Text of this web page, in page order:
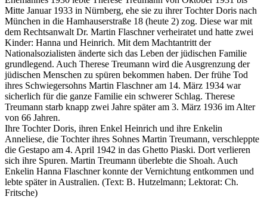
Mitte Januar 1933 in Nürnberg, ehe sie zu ihrer Tochter Doris nach
München in die Hamhauserstraße 18 (heute 2) zog. Diese war mit
dem Rechtsanwalt Dr. Martin Flaschner verheiratet und hatte zwei
Kinder: Hanna und Heinrich. Mit dem Machtantritt der
Nationalsozialisten änderte sich das Leben der jüdischen Familie
grundlegend. Auch Therese Treumann wird die Ausgrenzung der
jüdischen Menschen zu spüren bekommen haben. Der frühe Tod
ihres Schwiegersohns Martin Flaschner am 14. März 1934 war
sicherlich für die ganze Familie ein schwerer Schlag. Therese
Treumann starb knapp zwei Jahre später am 3. März 1936 im Alter
von 66 Jahren.
Ihre Tochter Doris, ihren Enkel Heinrich und ihre Enkelin
Anneliese, die Tochter ihres Sohnes Martin Treumann, verschleppte
die Gestapo am 4. April 1942 in das Ghetto Piaski. Dort verlieren
sich ihre Spuren. Martin Treumann überlebte die Shoah. Auch
Enkelin Hanna Flaschner konnte der Vernichtung entkommen und
lebte später in Australien. (Text: B. Hutzelmann; Lektorat: Ch.
Fritsche)